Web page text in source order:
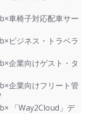
車椅子対応配車サー
ビジネス・トラベラ
企業向けゲスト・タ
企業向けフリート管
「Way2Cloud」デ